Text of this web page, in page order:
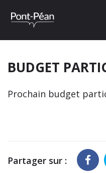
BUDGET
Prochain budget
Partager sur :